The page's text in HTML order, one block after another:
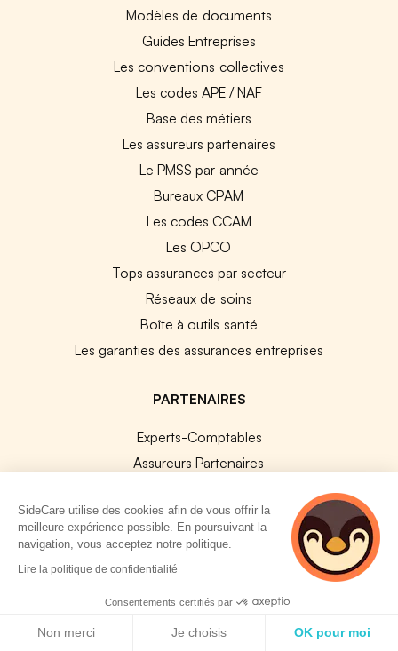
Modèles de documents
Guides Entreprises
Les conventions collectives
Les codes APE / NAF
Base des métiers
Les assureurs partenaires
Le PMSS par année
Bureaux CPAM
Les codes CCAM
Les OPCO
Tops assurances par secteur
Réseaux de soins
Boîte à outils santé
Les garanties des assurances entreprises
PARTENAIRES
Experts-Comptables
Assureurs Partenaires
Lucca & SideCare
Nibelis & SideCare
Livi & SideCare
API & INTEGRATIONS
SideCare utilise des cookies afin de vous offrir la
meilleure expérience possible. En poursuivant la
navigation, vous acceptez notre politique.
Lire la politique de confidentialité
Consentements certifiés par
Non merci Je choisis OK pour moi
2 personnes
consultent
actuellement cette